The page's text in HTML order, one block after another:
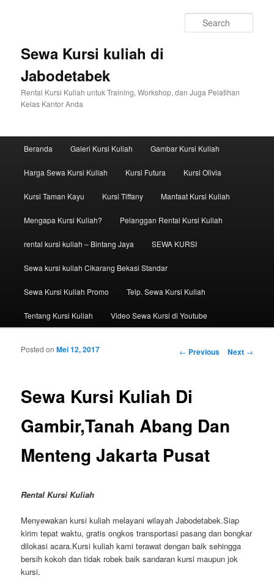
Sewa Kursi kuliah di
Jabodetabek
Rental Kursi Kuliah untuk Training, Workshop, dan Juga Pelatihan
Kelas Kantor Anda
Skip to primary content
Skip to secondary content
Beranda Galeri Kursi Kuliah Gambar Kursi Kuliah
Harga Sewa Kursi Kuliah Kursi Futura Kursi Olivia
Kursi Taman Kayu Kursi Tiffany Manfaat Kursi Kuliah
Mengapa Kursi Kuliah? Pelanggan Rental Kursi Kuliah
rental kursi kuliah – Bintang Jaya SEWA KURSI
Sewa kursi kuliah Cikarang Bekasi Standar
Sewa Kursi Kuliah Promo Telp. Sewa Kursi Kuliah
Tentang Kursi Kuliah Video Sewa Kursi di Youtube
Post navigation
← Previous Next →
Sewa Kursi Kuliah Di
Gambir,Tanah Abang Dan
Menteng Jakarta Pusat
Posted onMei 12, 2017
Rental Kursi Kuliah
Menyewakan kursi kuliah melayani wilayah Jabodetabek.Siap
kirim tepat waktu, gratis ongkos transportasi pasang dan bongkar
dilokasi acara.Kursi kuliah kami terawat dengan baik sehingga
bersih kokoh dan tidak robek baik sandaran kursi maupun jok
kursi.